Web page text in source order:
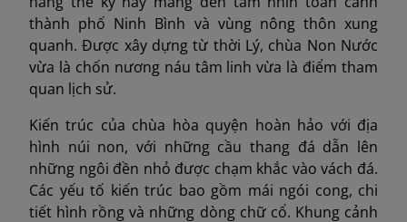
thành phố Ninh Bình và vùng nông thôn xung
quanh. Được xây dựng từ thời Lý, chùa Non Nước
vừa là chốn nương náu tâm linh vừa là điểm tham
quan lịch sử.
Kiến trúc của chùa hòa quyện hoàn hảo với địa
hình núi non, với những cầu thang đá dẫn lên
những ngôi đền nhỏ được chạm khắc vào vách đá.
Các yếu tố kiến trúc bao gồm mái ngói cong, chi
tiết hình rồng và những dòng chữ cổ. Khung cảnh